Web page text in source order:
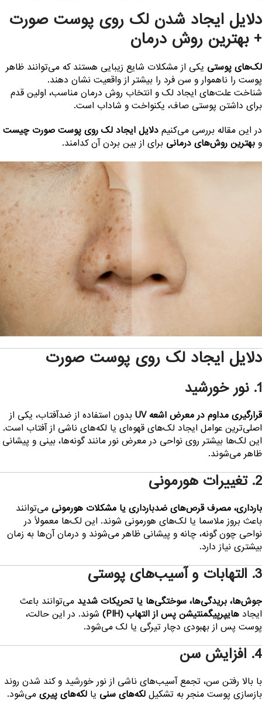
دلایل ایجاد شدن لک روی پوست صورت
+ بهترین روش درمان
لک‌های پوستی یکی از مشکلات شایع زیبایی هستند که می‌توانند ظاهر
پوست را ناهموار و سن فرد را بیشتر از واقعیت نشان دهند.
شناخت علت‌های ایجاد لک و انتخاب روش درمان مناسب، اولین قدم
برای داشتن پوستی صاف، یکنواخت و شاداب است.
در این مقاله بررسی می‌کنیم دلایل ایجاد لک روی پوست صورت چیست
و بهترین روش‌های درمانی برای از بین بردن آن کدامند.
دلایل ایجاد لک روی پوست صورت
1. نور خورشید
قرارگیری مداوم در معرض اشعه UV
بدون استفاده از ضدآفتاب، یکی از
اصلی‌ترین عوامل ایجاد لک‌های قهوه‌ای یا لکه‌های ناشی از آفتاب است.
این لک‌ها بیشتر روی نواحی در معرض نور مانند گونه‌ها، بینی و پیشانی
ظاهر می‌شوند.
2. تغییرات هورمونی
بارداری، مصرف قرص‌های ضدبارداری یا مشکلات هورمونی می‌توانند
باعث بروز ملاسما یا لک‌های هورمونی شوند. این لک‌ها معمولاً در
نواحی چون گونه، چانه و پیشانی ظاهر می‌شوند و درمان آن‌ها به زمان
بیشتری نیاز دارد.
3. التهابات و آسیب‌های پوستی
جوش‌ها، بریدگی‌ها، سوختگی‌ها یا تحریکات شدید می‌توانند باعث
ایجاد هایپرپیگمنتیشن پس از التهاب (PIH)
شوند. در این حالت،
پوست پس از بهبودی دچار تیرگی یا لک می‌شود.
4. افزایش سن
با بالا رفتن سن، تجمع آسیب‌های ناشی از نور خورشید و کند شدن روند
بازسازی پوست منجر به تشکیل لکه‌های سنی یا لکه‌های پیریمی‌شود.